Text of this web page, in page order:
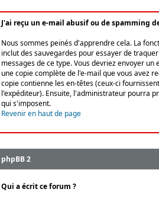
J'ai reçu un e-mail abusif ou de spamming
Nous sommes peinés d'apprendre cela. La
inclut des sauvegardes pour essayer de
messages de ce type. Vous devriez envoyer
une copie complète de l'e-mail que vous avez
copie contienne les en-têtes (ceux-ci
l'expéditeur). Ensuite, l'administrateur pourra
qui s'imposent.
Revenir en haut de page
phpBB 2
Qui a écrit ce forum ?